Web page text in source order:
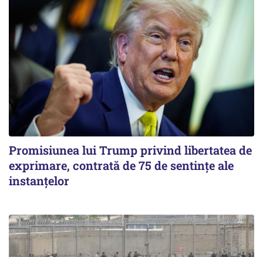
Promisiunea lui Trump privind libertatea de
exprimare, contrată de 75 de sentințe ale
instanțelor